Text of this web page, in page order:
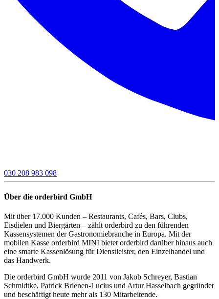
030 208 983 098
Über die orderbird GmbH
Mit über 17.000 Kunden – Restaurants, Cafés, Bars, Clubs,
Eisdielen und Biergärten – zählt orderbird zu den führenden
Kassensystemen der Gastronomiebranche in Europa. Mit der
mobilen Kasse orderbird MINI bietet orderbird darüber hinaus auch
eine smarte Kassenlösung für Dienstleister, den Einzelhandel und
das Handwerk.
Die orderbird GmbH wurde 2011 von Jakob Schreyer, Bastian
Schmidtke, Patrick Brienen-Lucius und Artur Hasselbach gegründet
und beschäftigt heute mehr als 130 Mitarbeitende.